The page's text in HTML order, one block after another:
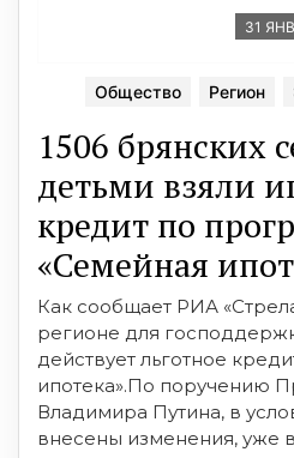
31
Общество Регион
1506 брянских
детьми взяли
кредит по
«Семейная
Как сообщает РИА
регионе для
действует льготное
ипотека».По поручению
Владимира Путина, в
внесены изменения, уже